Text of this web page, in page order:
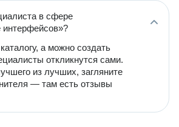
в сфере
интерфейсов»?
а можно создать
откликнутся сами.
из лучших, загляните
— там есть отзывы